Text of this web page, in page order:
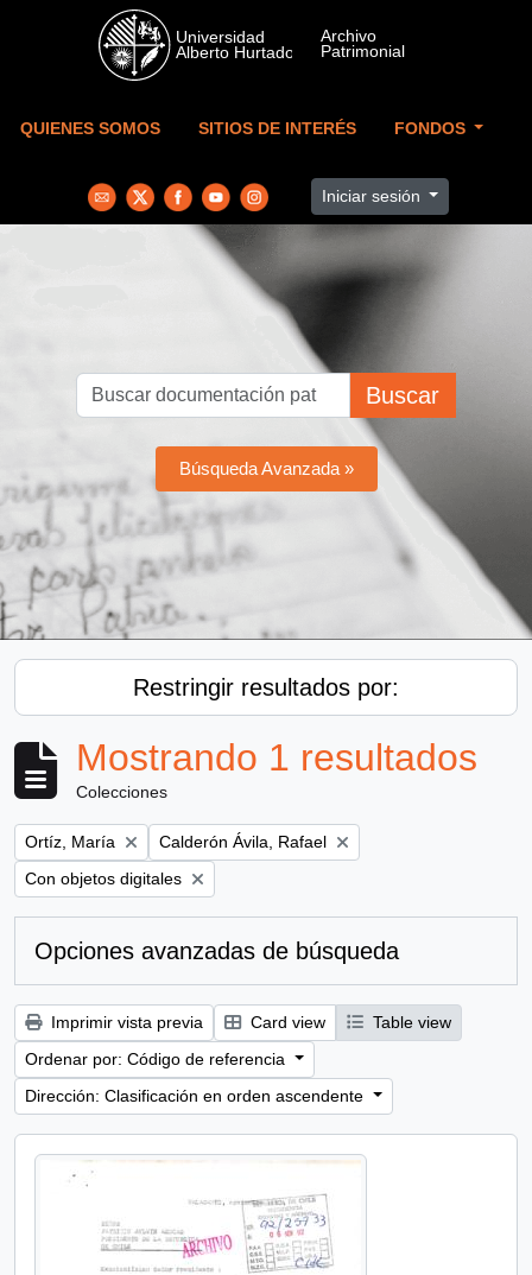
Skip to main content
QUIENES SOMOS SITIOS DE INTERÉS FONDOS
Iniciar sesión
Buscar
Búsqueda Avanzada »
Restringir resultados por:
Mostrando 1 resultados
Colecciones
Remove filter:
Ortíz, María Remove filter:
Calderón Ávila, Rafael
Remove filter:
Con objetos digitales
Opciones avanzadas de búsqueda
Imprimir vista previa Card view
Table view
Ordenar por: Código de referencia
Dirección: Clasificación en orden ascendente